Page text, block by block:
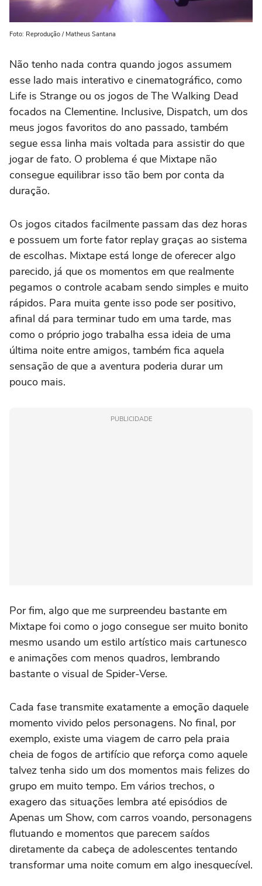
Foto: Reprodução / Matheus Santana
Não tenho nada contra quando jogos assumem
esse lado mais interativo e cinematográfico, como
Life is Strange ou os jogos de The Walking Dead
focados na Clementine. Inclusive, Dispatch, um dos
meus jogos favoritos do ano passado, também
segue essa linha mais voltada para assistir do que
jogar de fato. O problema é que Mixtape não
consegue equilibrar isso tão bem por conta da
duração.
Os jogos citados facilmente passam das dez horas
e possuem um forte fator replay graças ao sistema
de escolhas. Mixtape está longe de oferecer algo
parecido, já que os momentos em que realmente
pegamos o controle acabam sendo simples e muito
rápidos. Para muita gente isso pode ser positivo,
afinal dá para terminar tudo em uma tarde, mas
como o próprio jogo trabalha essa ideia de uma
última noite entre amigos, também fica aquela
sensação de que a aventura poderia durar um
pouco mais.
PUBLICIDADE
Por fim, algo que me surpreendeu bastante em
Mixtape foi como o jogo consegue ser muito bonito
mesmo usando um estilo artístico mais cartunesco
e animações com menos quadros, lembrando
bastante o visual de Spider-Verse.
Cada fase transmite exatamente a emoção daquele
momento vivido pelos personagens. No final, por
exemplo, existe uma viagem de carro pela praia
cheia de fogos de artifício que reforça como aquele
talvez tenha sido um dos momentos mais felizes do
grupo em muito tempo. Em vários trechos, o
exagero das situações lembra até episódios de
Apenas um Show, com carros voando, personagens
flutuando e momentos que parecem saídos
diretamente da cabeça de adolescentes tentando
transformar uma noite comum em algo inesquecível.